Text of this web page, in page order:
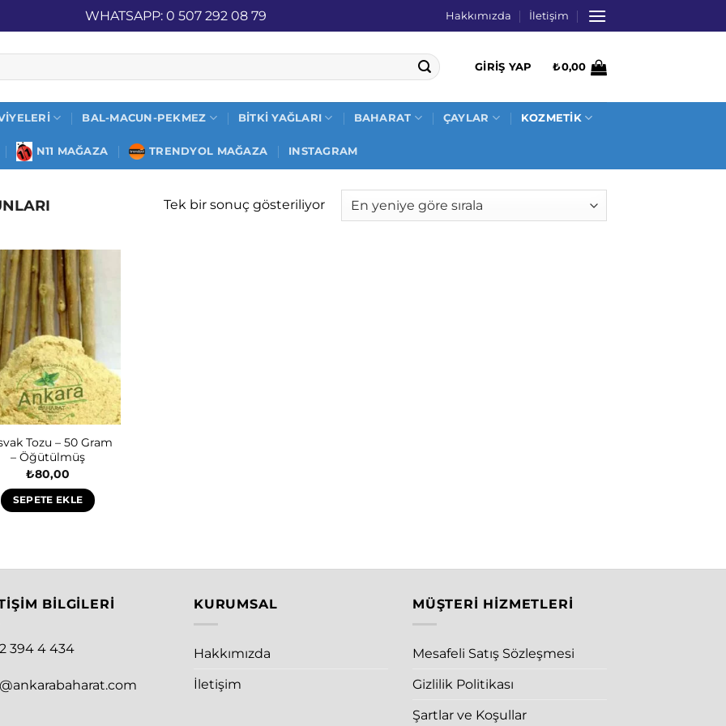
KARGO WHATSAPP: 0 507 292 08 79 Hakkımızda İletişim
GIRIŞ YAP ₺0,00
BAL-MACUN-PEKMEZ BITKI YAĞLARI BAHARAT ÇAYLAR KOZMETİK
N11 MAĞAZA TRENDYOL MAĞAZA INSTAGRAM
Tek bir sonuç gösteriliyor
Tozu – 50 Gram
– Öğütülmüş
₺80,00
SEPETE EKLE
BILGILERI
394 4 434
KURUMSAL
Hakkımızda
İletişim
MÜŞTERI HIZMETLERI
Mesafeli Satış Sözleşmesi
Gizlilik Politikası
Şartlar ve Koşullar